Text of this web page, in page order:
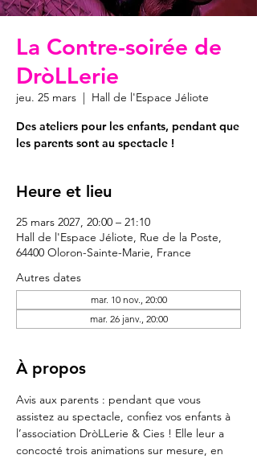
La Contre-soirée de
DròLLerie
jeu. 25 mars
  |
Hall de l'Espace Jéliote
Des ateliers pour les enfants, pendant que
les parents sont au spectacle !
Heure et lieu
25 mars 2027, 20:00 – 21:10
Hall de l'Espace Jéliote, Rue de la Poste,
64400 Oloron-Sainte-Marie, France
Autres dates
mar. 10 nov., 20:00
mar. 26 janv., 20:00
À propos
Avis aux parents : pendant que vous
assistez au spectacle, confiez vos enfants à
l’association DròLLerie & Cies ! Elle leur a
concocté trois animations sur mesure, en